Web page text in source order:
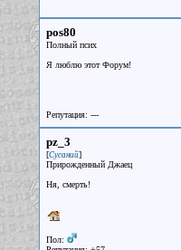
pos80
Полный псих
Я люблю этот Форум!
Репутация: ---
pz_3
[Сусаний]
Прирожденный Джаец
Ня, смерть!
Пол: